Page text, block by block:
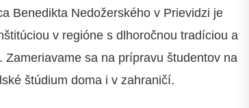
Benedikta Nedožerského v Prievidzi je
v regióne s dlhoročnou tradíciou a
Zameriavame sa na prípravu študentov na
štúdium doma i v zahraničí.